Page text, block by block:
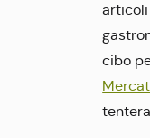
articoli
cibo